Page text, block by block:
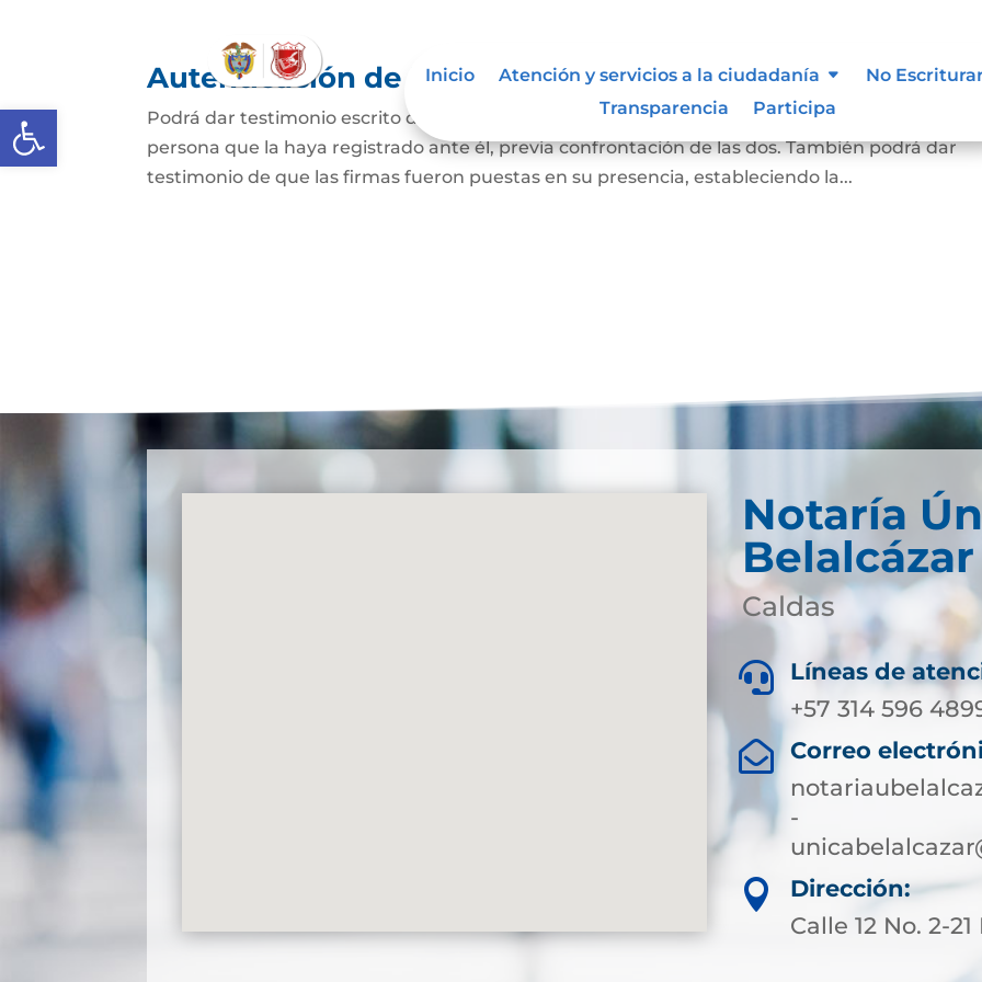
Abrir barra de herramientas
Inicio Atención y servicios a la ciudadanía
No
Transparencia
Participa
Autenticación de Firma
Podrá dar testimonio escrito de que la firma puesta en un documento corresponde a la de la
persona que la haya registrado ante él, previa confrontación de las dos. También podrá dar
testimonio de que las firmas fueron puestas en su presencia, estableciendo la...
Notaría
Belalcázar
Caldas

Líneas de
+57 314 596

Correo
-

Dirección:
Calle 12 No. 2-